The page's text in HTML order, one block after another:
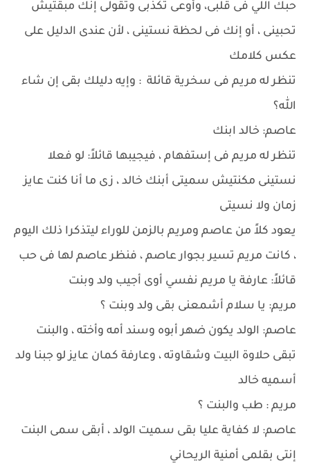
حبك اللي فى قلبى، وأوعى تكذبى وتقولى إنك مبقتيش
تحبينى ، أو إنك فى لحظة نستينى ، لأن عندى الدليل على
عكس كلامك
تنظر له مريم فى سخرية قائلة : وإيه دليلك بقى إن شاء
الله؟
عاصم: خالد ابنك
تنظر له مريم فى إستفهام ، فيجيبها قائلاً: لو فعلا
نستينى مكنتيش سميتى أبنك خالد ، زى ما أنا كنت عايز
زمان ولا نسيتى
يعود كلاً من عاصم ومريم بالزمن للوراء ليتذكرا ذلك اليوم
، كانت مريم تسير بجوار عاصم ، فنظر عاصم لها فى حب
قائلاً: عارفة يا مريم نفسي أوى أجيب ولد وبنت
مريم: يا سلام أشمعنى بقى ولد وبنت ؟
عاصم: الولد يكون ضهر أبوه وسند أمه وأخته ، والبنت
تبقى حلاوة البيت وشقاوته ، وعارفة كمان عايز لو جبنا ولد
أسميه خالد
مريم : طب والبنت ؟
عاصم: لا كفاية عليا بقى سميت الولد ، أبقى سمى البنت
إنتى بقلمى أمنية الريحاني